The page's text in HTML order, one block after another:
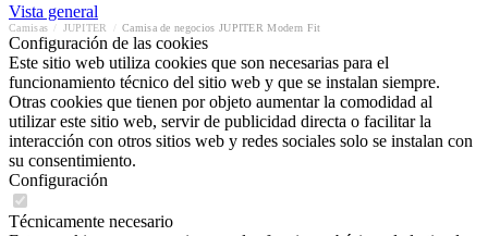
Vista general
Camisas JUPITER Camisa de negocios JUPITER Modern Fit
Configuración de las cookies
Este sitio web utiliza cookies que son necesarias para el
funcionamiento técnico del sitio web y que se instalan siempre.
Otras cookies que tienen por objeto aumentar la comodidad al
utilizar este sitio web, servir de publicidad directa o facilitar la
interacción con otros sitios web y redes sociales solo se instalan con
su consentimiento.
Configuración
Técnicamente necesario